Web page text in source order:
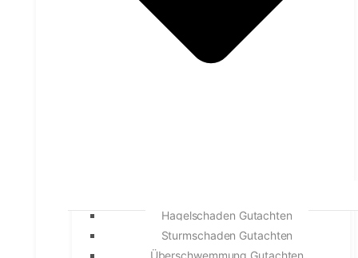
Hagelschaden Gutachten
Sturmschaden Gutachten
Überschwemmung Gutachten